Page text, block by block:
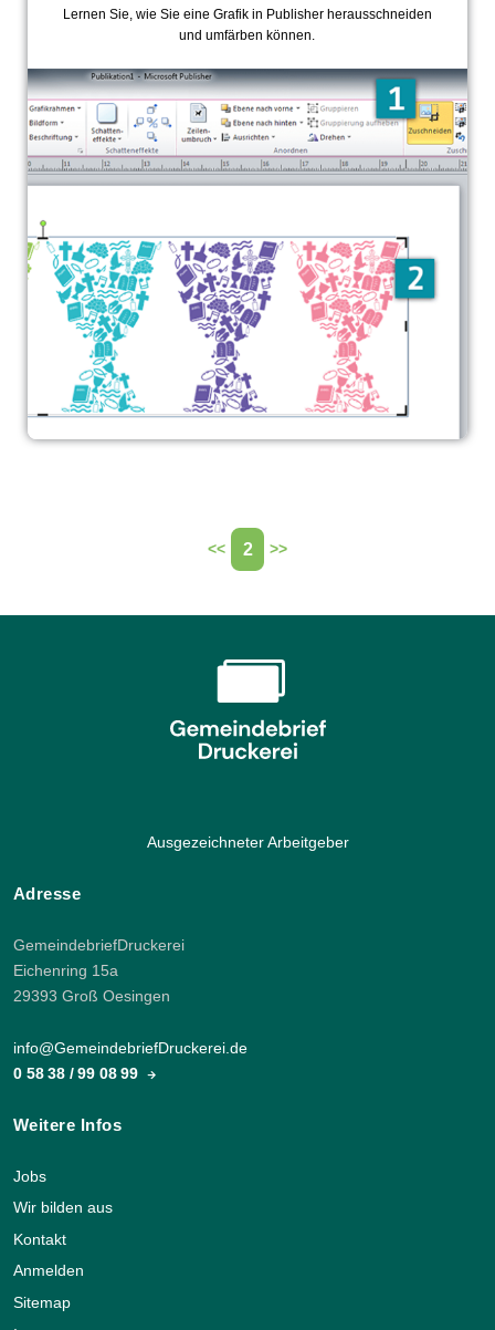
Lernen Sie, wie Sie eine Grafik in Publisher herausschneiden
und umfärben können.
<< 2 >>
Ausgezeichneter Arbeitgeber
Adresse
GemeindebriefDruckerei
Eichenring 15a
29393 Groß Oesingen
info@GemeindebriefDruckerei.de
0 58 38 / 99 08 99
Weitere Infos
Jobs
Wir bilden aus
Kontakt
Anmelden
Sitemap